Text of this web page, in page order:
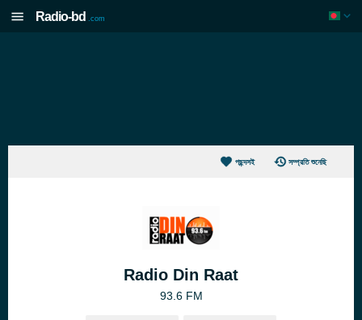
Radio-bd .com
পছন্দসই সম্প্রতি শুনেছি
Radio Din Raat
93.6 FM